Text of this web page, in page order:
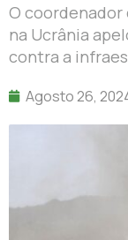
O coordenador
na Ucrânia
contra a
Agosto 26,